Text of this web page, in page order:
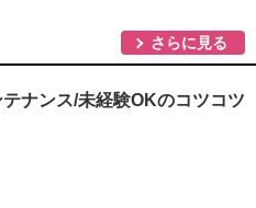
さらに見る
ナンス/未経験OKのコツコツ